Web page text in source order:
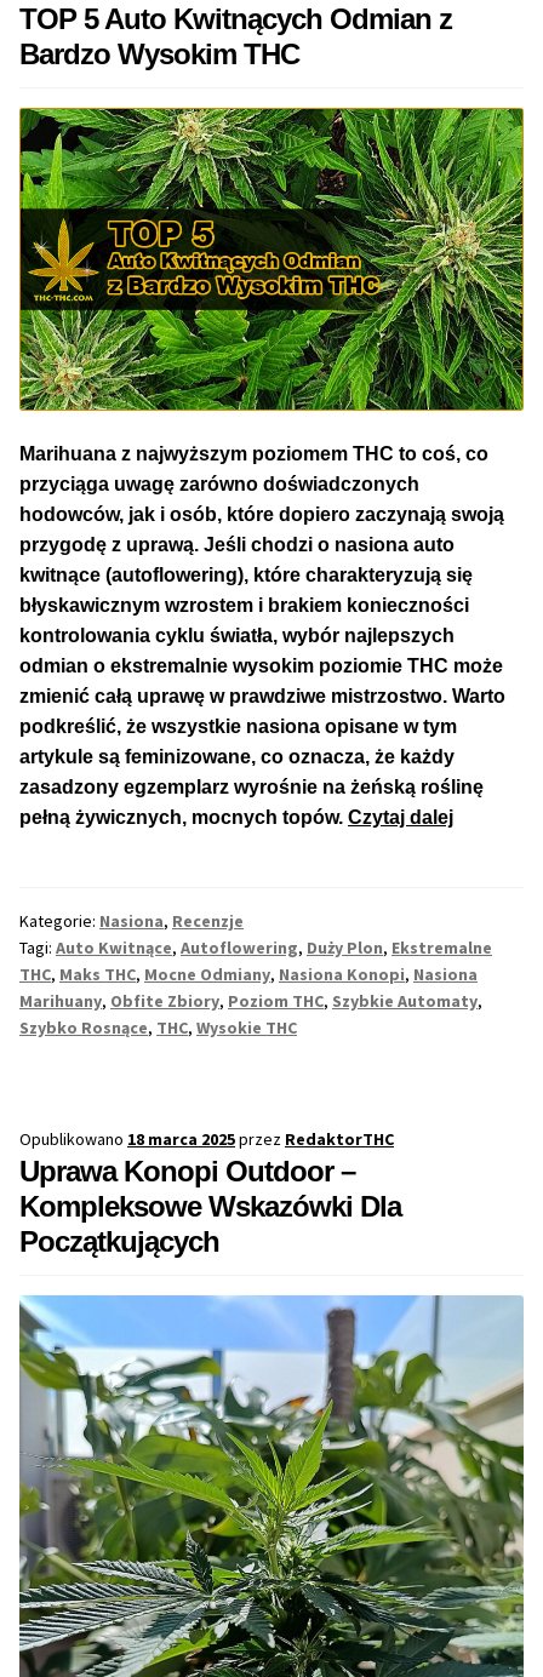
100% Sativa
50% Indica i 50% Sativa
Mix Paczki i Zestawy
Duże Oryginalne Opakowania
TOP 10 Auto
TOP 10 Indoor
TOP 10 Outdoor
Producenci Nasion
Rozwiń
Fajki Wodne
Inne Akcesoria
Informacje
menu
Blog
GRATIS
Harmonogram Outdoor
Formy i Koszt Wysyłki
Odbiór Osobisty
TOP 5 Auto Kwitnących Odmian z
Bardzo Wysokim THC
Marihuana z najwyższym poziomem THC to coś, co
przyciąga uwagę zarówno doświadczonych
hodowców, jak i osób, które dopiero zaczynają swoją
przygodę z uprawą. Jeśli chodzi o nasiona auto
kwitnące (autoflowering), które charakteryzują się
błyskawicznym wzrostem i brakiem konieczności
kontrolowania cyklu światła, wybór najlepszych
odmian o ekstremalnie wysokim poziomie THC może
zmienić całą uprawę w prawdziwe mistrzostwo. Warto
podkreślić, że wszystkie nasiona opisane w tym
artykule są feminizowane, co oznacza, że każdy
zasadzony egzemplarz wyrośnie na żeńską roślinę
pełną żywicznych, mocnych topów. Czytaj dalejTOP
Odmian
z
Bardzo
Kategorie: Nasiona, Recenzje
Tagi: Auto Kwitnące, Autoflowering, Duży Plon, Ekstremalne
THC, Maks THC, Mocne Odmiany, Nasiona Konopi, Nasiona
Marihuany, Obfite Zbiory, Poziom THC, Szybkie Automaty,
Szybko Rosnące, THC, Wysokie THC
Opublikowano 18 marca 2025przez RedaktorTHC
Uprawa Konopi Outdoor –
Kompleksowe Wskazówki Dla
Początkujących